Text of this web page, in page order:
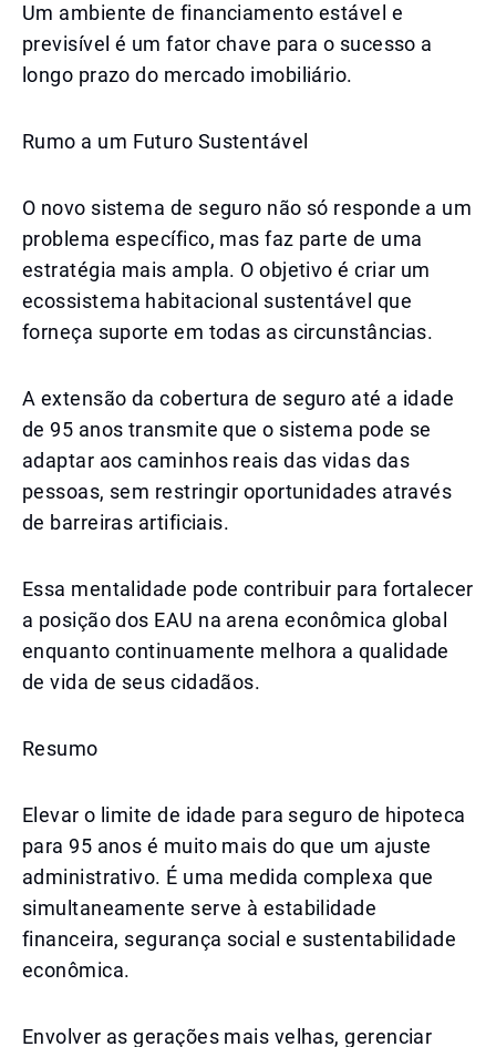
Um ambiente de financiamento estável e
previsível é um fator chave para o sucesso a
longo prazo do mercado imobiliário.
Rumo a um Futuro Sustentável
O novo sistema de seguro não só responde a um
problema específico, mas faz parte de uma
estratégia mais ampla. O objetivo é criar um
ecossistema habitacional sustentável que
forneça suporte em todas as circunstâncias.
A extensão da cobertura de seguro até a idade
de 95 anos transmite que o sistema pode se
adaptar aos caminhos reais das vidas das
pessoas, sem restringir oportunidades através
de barreiras artificiais.
Essa mentalidade pode contribuir para fortalecer
a posição dos EAU na arena econômica global
enquanto continuamente melhora a qualidade
de vida de seus cidadãos.
Resumo
Elevar o limite de idade para seguro de hipoteca
para 95 anos é muito mais do que um ajuste
administrativo. É uma medida complexa que
simultaneamente serve à estabilidade
financeira, segurança social e sustentabilidade
econômica.
Envolver as gerações mais velhas, gerenciar